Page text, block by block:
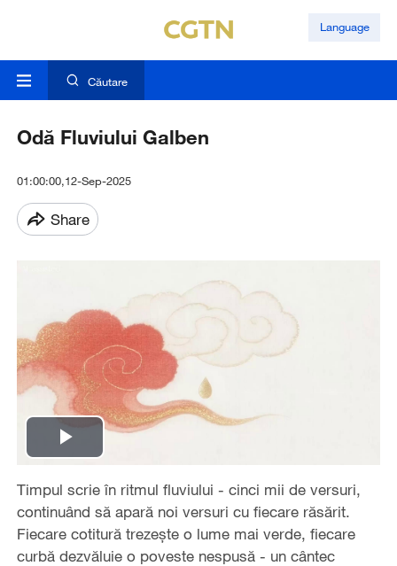
Language
Căutare
Odă Fluviului Galben
01:00:00,12-Sep-2025
Share
Play
Video
Timpul scrie în ritmul fluviului - cinci mii de versuri,
continuând să apară noi versuri cu fiecare răsărit.
Fiecare cotitură trezește o lume mai verde, fiecare
curbă dezvăluie o poveste nespusă - un cântec